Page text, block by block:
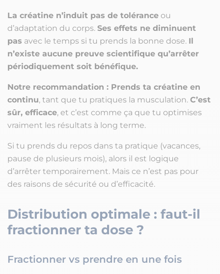
La créatine n’induit pas de tolérance ou
d’adaptation du corps. Ses effets ne diminuent
pas avec le temps si tu prends la bonne dose. Il
n’existe aucune preuve scientifique qu’arrêter
périodiquement soit bénéfique.
Notre recommandation : Prends ta créatine en
continu, tant que tu pratiques la musculation. C’est
sûr, efficace, et c’est comme ça que tu optimises
vraiment les résultats à long terme.
Si tu prends du repos dans ta pratique (vacances,
pause de plusieurs mois), alors il est logique
d’arrêter temporairement. Mais ce n’est pas pour
des raisons de sécurité ou d’efficacité.
Distribution optimale : faut-il
fractionner ta dose ?
Fractionner vs prendre en une fois